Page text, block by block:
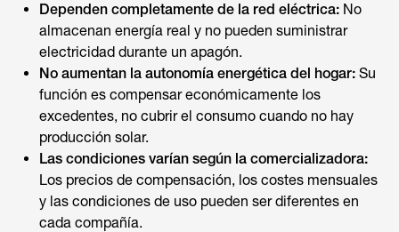
Dependen completamente de la red eléctrica: No
almacenan energía real y no pueden suministrar
electricidad durante un apagón.
No aumentan la autonomía energética del hogar: Su
función es compensar económicamente los
excedentes, no cubrir el consumo cuando no hay
producción solar.
Las condiciones varían según la comercializadora:
Los precios de compensación, los costes mensuales
y las condiciones de uso pueden ser diferentes en
cada compañía.